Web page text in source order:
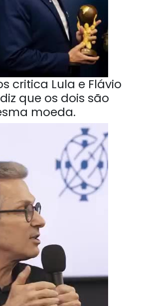
critica Lula e Flávio
que os dois são
moeda.